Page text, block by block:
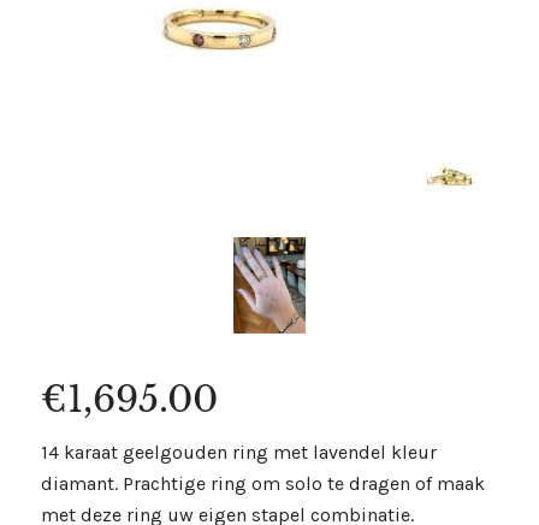
€1,695.00
14 karaat geelgouden ring met lavendel kleur
diamant. Prachtige ring om solo te dragen of maak
met deze ring uw eigen stapel combinatie.